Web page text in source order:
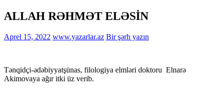
ALLAH RƏHMƏT ELƏSİN
Aprel 15, 2022 www.yazarlar.az Bir şərh yazın
Tənqidçi-ədəbiyyatşünas, filologiya elmləri doktoru Elnarə
Akimovaya ağır itki üz verib.